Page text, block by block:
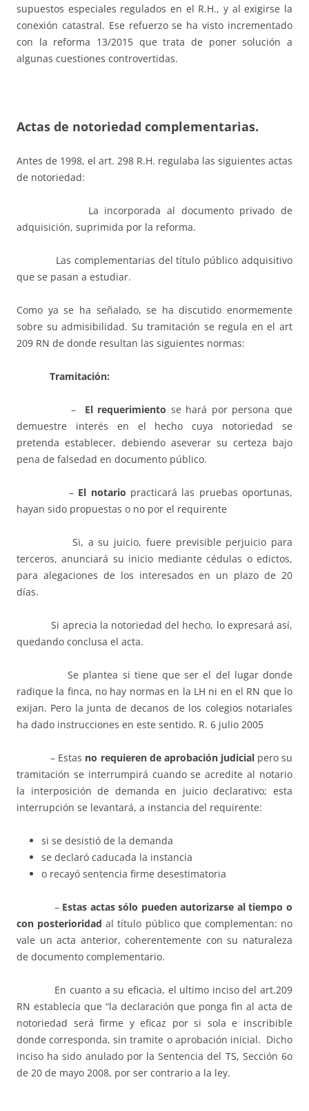
supuestos especiales regulados en el R.H., y al exigirse la
conexión catastral. Ese refuerzo se ha visto incrementado
con la reforma 13/2015 que trata de poner solución a
algunas cuestiones controvertidas.
Actas de notoriedad complementarias.
Antes de 1998, el art. 298 R.H. regulaba las siguientes actas
de notoriedad:
La incorporada al documento privado de
adquisición, suprimida por la reforma.
Las complementarias del título público adquisitivo
que se pasan a estudiar.
Como ya se ha señalado, se ha discutido enormemente
sobre su admisibilidad. Su tramitación se regula en el art
209 RN de donde resultan las siguientes normas:
Tramitación:
– El requerimiento se hará por persona que
demuestre interés en el hecho cuya notoriedad se
pretenda establecer, debiendo aseverar su certeza bajo
pena de falsedad en documento público.
– El notario practicará las pruebas oportunas,
hayan sido propuestas o no por el requirente
Si, a su juicio, fuere previsible perjuicio para
terceros, anunciará su inicio mediante cédulas o edictos,
para alegaciones de los interesados en un plazo de 20
días.
Si aprecia la notoriedad del hecho, lo expresará así,
quedando conclusa el acta.
Se plantea si tiene que ser el del lugar donde
radique la finca, no hay normas en la LH ni en el RN que lo
exijan. Pero la junta de decanos de los colegios notariales
ha dado instrucciones en este sentido. R. 6 julio 2005
– Estas no requieren de aprobación judicial pero su
tramitación se interrumpirá cuando se acredite al notario
la interposición de demanda en juicio declarativo; esta
interrupción se levantará, a instancia del requirente:
si se desistió de la demanda
se declaró caducada la instancia
o recayó sentencia firme desestimatoria
– Estas actas sólo pueden autorizarse al tiempo o
con posterioridad al título público que complementan: no
vale un acta anterior, coherentemente con su naturaleza
de documento complementario.
En cuanto a su eficacia, el ultimo inciso del art.209
RN establecía que “la declaración que ponga fin al acta de
notoriedad será firme y eficaz por si sola e inscribible
donde corresponda, sin tramite o aprobación inicial. Dicho
inciso ha sido anulado por la Sentencia del TS, Sección 6o
de 20 de mayo 2008, por ser contrario a la ley.